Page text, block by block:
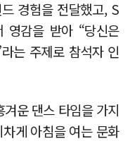
경험을 전달했고, S
영감을 받아 “당신은
는 주제로 참석자 인
운 댄스 타임을 가지
게 아침을 여는 문화